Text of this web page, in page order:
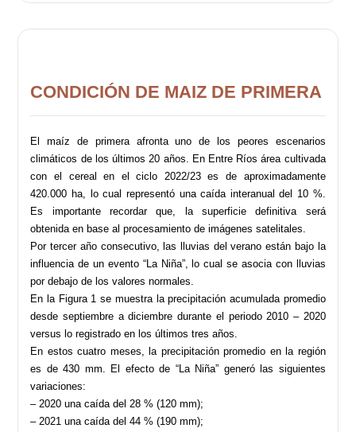
CONDICIÓN DE MAIZ DE PRIMERA
El maíz de primera afronta uno de los peores escenarios
climáticos de los últimos 20 años. En Entre Ríos área cultivada
con el cereal en el ciclo 2022/23 es de aproximadamente
420.000 ha, lo cual representó una caída interanual del 10 %.
Es importante recordar que, la superficie definitiva será
obtenida en base al procesamiento de imágenes satelitales.
Por tercer año consecutivo, las lluvias del verano están bajo la
influencia de un evento “La Niña”, lo cual se asocia con lluvias
por debajo de los valores normales.
En la Figura 1 se muestra la precipitación acumulada promedio
desde septiembre a diciembre durante el periodo 2010 – 2020
versus lo registrado en los últimos tres años.
En estos cuatro meses, la precipitación promedio en la región
es de 430 mm. El efecto de “La Niña” generó las siguientes
variaciones:
– 2020 una caída del 28 % (120 mm);
– 2021 una caída del 44 % (190 mm);